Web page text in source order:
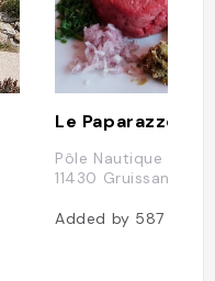
Le Paparazzo
Pôle Nautique des
11430 Gruissan,
Added by 587